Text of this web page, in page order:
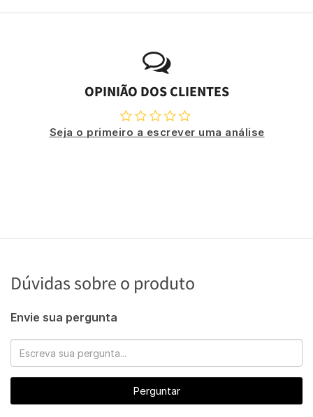
OPINIÃO DOS CLIENTES
Seja o primeiro a escrever uma análise
Dúvidas sobre o produto
Envie sua pergunta
Perguntar